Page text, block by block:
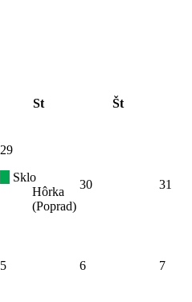
St Št
29
Sklo
Hôrka
(Poprad)
30 31
5 6
7